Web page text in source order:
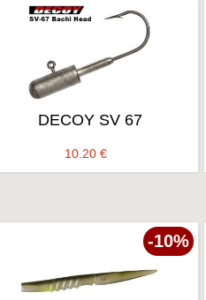
DECOY SV 67
10.20 €
-10%